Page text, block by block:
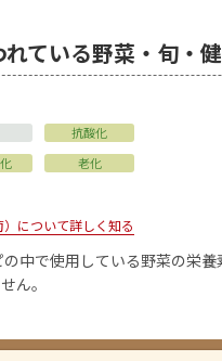
ている野菜・旬・
抗酸化
老化
について詳しく知る
中で使用している野菜の栄
ん。